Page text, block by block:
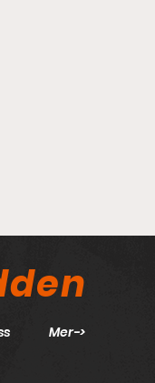
Mer->